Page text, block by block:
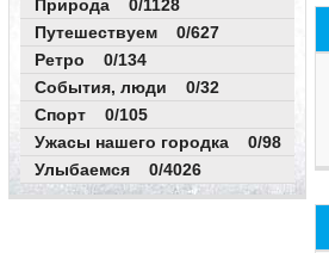
Природа 0/1128
Путешествуем 0/627
Ретро 0/134
События, люди 0/32
Спорт 0/105
Ужасы нашего городка 0/98
Улыбаемся 0/4026